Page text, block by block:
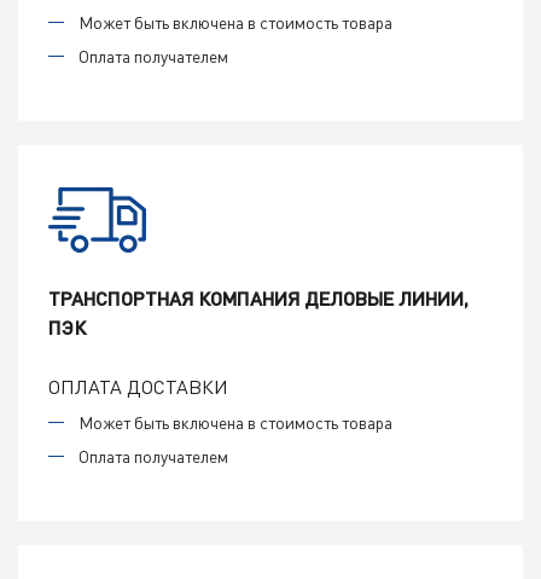
Может быть включена в стоимость товара
Оплата получателем
ТРАНСПОРТНАЯ КОМПАНИЯ ДЕЛОВЫЕ ЛИНИИ,
ПЭК
ОПЛАТА ДОСТАВКИ
Может быть включена в стоимость товара
Оплата получателем